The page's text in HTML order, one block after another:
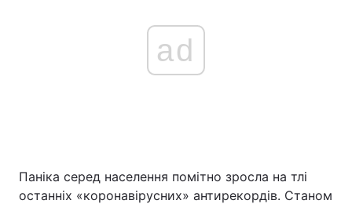
ad
Паніка серед населення помітно зросла на тлі
останніх «коронавірусних» антирекордів. Станом